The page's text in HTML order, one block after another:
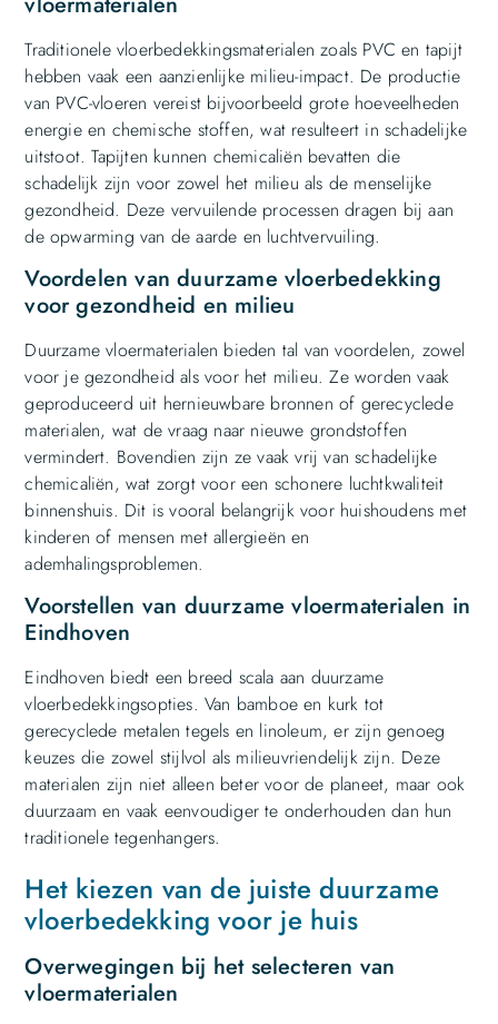
Traditionele vloerbedekkingsmaterialen zoals PVC en tapijt
hebben vaak een aanzienlijke milieu-impact. De productie
van PVC-vloeren vereist bijvoorbeeld grote hoeveelheden
energie en chemische stoffen, wat resulteert in schadelijke
uitstoot. Tapijten kunnen chemicaliën bevatten die
schadelijk zijn voor zowel het milieu als de menselijke
gezondheid. Deze vervuilende processen dragen bij aan
de opwarming van de aarde en luchtvervuiling.
Voordelen van duurzame vloerbedekking
voor gezondheid en milieu
Duurzame vloermaterialen bieden tal van voordelen, zowel
voor je gezondheid als voor het milieu. Ze worden vaak
geproduceerd uit hernieuwbare bronnen of gerecyclede
materialen, wat de vraag naar nieuwe grondstoffen
vermindert. Bovendien zijn ze vaak vrij van schadelijke
chemicaliën, wat zorgt voor een schonere luchtkwaliteit
binnenshuis. Dit is vooral belangrijk voor huishoudens met
kinderen of mensen met allergieën en
ademhalingsproblemen.
Voorstellen van duurzame vloermaterialen in
Eindhoven
Eindhoven biedt een breed scala aan duurzame
vloerbedekkingsopties. Van bamboe en kurk tot
gerecyclede metalen tegels en linoleum, er zijn genoeg
keuzes die zowel stijlvol als milieuvriendelijk zijn. Deze
materialen zijn niet alleen beter voor de planeet, maar ook
duurzaam en vaak eenvoudiger te onderhouden dan hun
traditionele tegenhangers.
Het kiezen van de juiste duurzame
vloerbedekking voor je huis
Overwegingen bij het selecteren van
vloermaterialen